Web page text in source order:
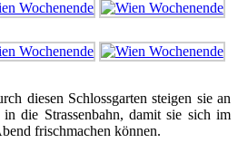
diesen Schlossgarten steigen sie an
die Strassenbahn, damit sie sich im
frischmachen können.